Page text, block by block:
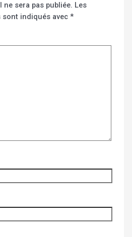
sera pas publiée. Les
sont indiqués avec*